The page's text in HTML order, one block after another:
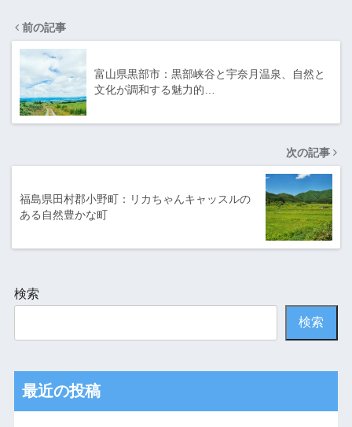
前の記事
富山県黒部市：黒部峡谷と宇奈月温泉、自然と
文化が調和する魅力的…
次の記事
福島県田村郡小野町：リカちゃんキャッスルの
ある自然豊かな町
検索
検索
最近の投稿